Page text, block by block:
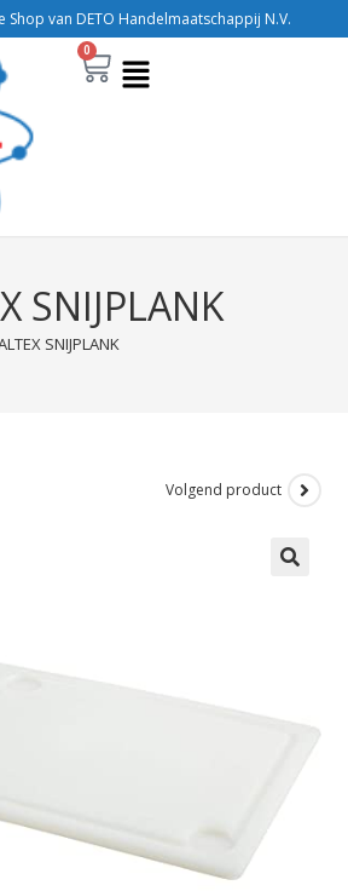
Shop van DETO Handelmaatschappij N.V.
0
SNIJPLANK
SNIJPLANK
Volgend product